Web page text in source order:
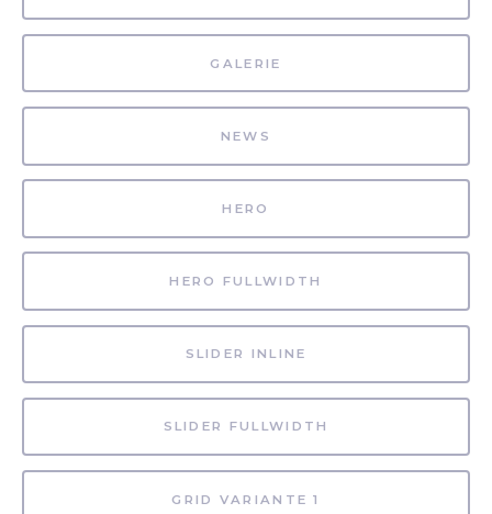
GALERIE
NEWS
HERO
HERO FULLWIDTH
SLIDER INLINE
SLIDER FULLWIDTH
GRID VARIANTE 1